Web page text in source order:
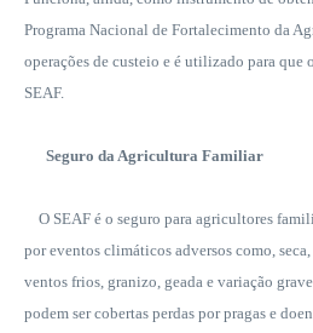
Programa Nacional de Fortalecimento da
operações de custeio e é utilizado para
SEAF.
Seguro da Agricultura Familiar
O SEAF é o seguro para agricultores
por eventos climáticos adversos como,
ventos frios, granizo, geada e variação
podem ser cobertas perdas por pragas e